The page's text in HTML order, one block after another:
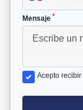
Mensaje *
Acepto